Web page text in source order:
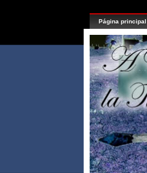
Página principal